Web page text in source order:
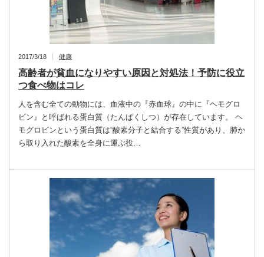
2017/3/18 健康
高齢者が貧血になりやすい原因と対処法！予防に役立
つ食べ物はコレ
人を含む全ての動物には、血液中の『赤血球』の中に『ヘモグロ
ビン』と呼ばれる蛋白質（たんぱくしつ）が存在しています。 ヘ
モグロビンという蛋白質は“酸素分子と結合する”性質があり、肺か
ら取り入れた酸素を全身に運ぶ役…